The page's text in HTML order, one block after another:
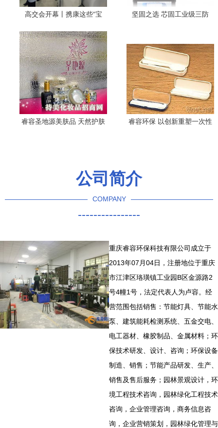
高交会开幕丨携康这些“宝
保绿色科技惊艳亮相
坚固之选 芯固工业级三防
器的卓越结合
睿容圣地源美肤品 天然护肤
睿容环保 以创新重塑一次性
公司简介
COMPANY
----------------
重庆睿容环保科技有限公司成立于
2013年07月04日，注册地位于重庆
市江津区珞璜镇工业园B区金源路2
号4幢1号，法定代表人为卢容。经
营范围包括销售：节能灯具、节能水
泵、建筑能耗检测系统、五金交电、
电工器材、橡胶制品、金属材料；环
保技术研发、设计、咨询；环保设备
制造、销售；节能产品研发、生产、
销售及售后服务；园林景观设计，环
境工程技术咨询，园林绿化工程技术
咨询，企业管理咨询，商务信息咨
询，企业营销策划，园林绿化管理与